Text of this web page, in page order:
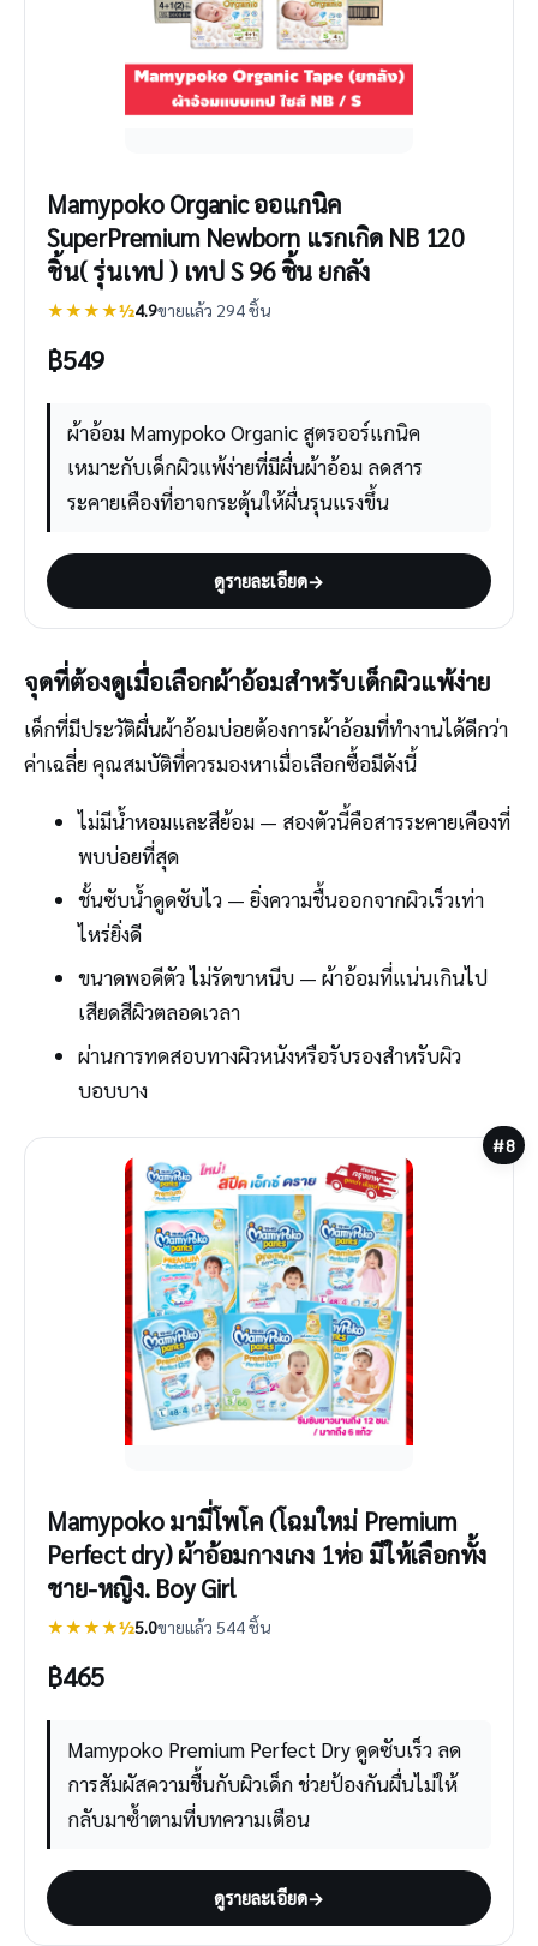
Mamypoko Organic ออแกนิค
SuperPremium Newborn แรกเกิด NB 120
ชิ้น( รุ่นเทป ) เทป S 96 ชิ้น ยกลัง
★★★★½4.9ขายแล้ว 294 ชิ้น
฿549
ผ้าอ้อม Mamypoko Organic สูตรออร์แกนิค
เหมาะกับเด็กผิวแพ้ง่ายที่มีผื่นผ้าอ้อม ลดสาร
ระคายเคืองที่อาจกระตุ้นให้ผื่นรุนแรงขึ้น
ดูรายละเอียด→
จุดที่ต้องดูเมื่อเลือกผ้าอ้อมสำหรับเด็กผิวแพ้ง่าย
เด็กที่มีประวัติผื่นผ้าอ้อมบ่อยต้องการผ้าอ้อมที่ทำงานได้ดีกว่า
ค่าเฉลี่ย คุณสมบัติที่ควรมองหาเมื่อเลือกซื้อมีดังนี้
ไม่มีน้ำหอมและสีย้อม — สองตัวนี้คือสารระคายเคืองที่
พบบ่อยที่สุด
ชั้นซับน้ำดูดซับไว — ยิ่งความชื้นออกจากผิวเร็วเท่า
ไหร่ยิ่งดี
ขนาดพอดีตัว ไม่รัดขาหนีบ — ผ้าอ้อมที่แน่นเกินไป
เสียดสีผิวตลอดเวลา
ผ่านการทดสอบทางผิวหนังหรือรับรองสำหรับผิว
บอบบาง
#8
Mamypoko มามี่โพโค (โฉมใหม่ Premium
Perfect dry) ผ้าอ้อมกางเกง 1ห่อ มีให้เลือกทั้ง
ชาย-หญิง. Boy Girl
★★★★½5.0ขายแล้ว 544 ชิ้น
฿465
Mamypoko Premium Perfect Dry ดูดซับเร็ว ลด
การสัมผัสความชื้นกับผิวเด็ก ช่วยป้องกันผื่นไม่ให้
กลับมาซ้ำตามที่บทความเตือน
ดูรายละเอียด→